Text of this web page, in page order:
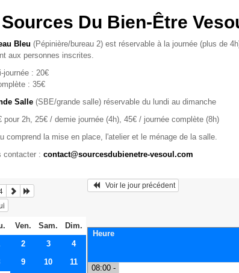
Du Bien-Être
Bleu (Pépinière/bureau 2) est réservable à la journée (plus de
aux personnes inscrites.
journée : 20€
: 35€
Salle (SBE/grande salle) réservable du lundi au dimanche
pour 2h, 25€ / demie journée (4h), 45€ / journée complète (8h)
comprend la mise en place, l'atelier et le ménage de la salle.
contacter :contact@sourcesdubienetre-vesoul.com
Ven. Sam.
Dim.
2 3
4
9 10
11
   Voir le jour précédent
Heure
08:00 -